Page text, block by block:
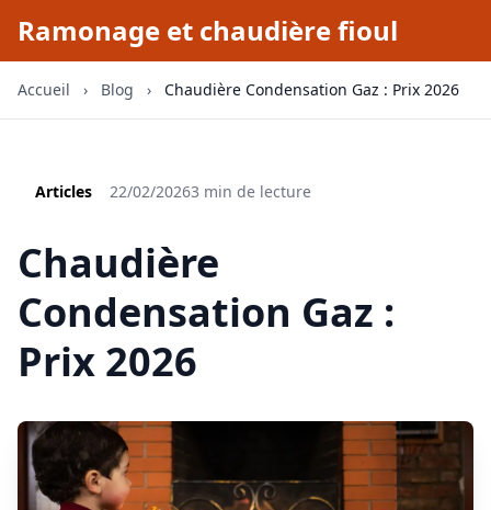
Ramonage et chaudière fioul
Accueil › Blog › Chaudière Condensation Gaz : Prix 2026
Articles 22/02/20263 min de lecture
Chaudière
Condensation Gaz :
Prix 2026